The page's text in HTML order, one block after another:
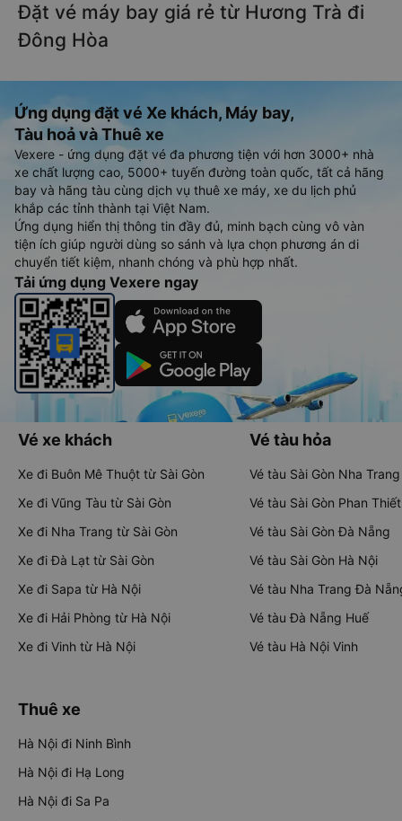
Đặt vé máy bay giá rẻ từ Hương Trà đi
Đông Hòa
Ứng dụng đặt vé Xe khách, Máy bay,
Tàu hoả và Thuê xe
Vexere - ứng dụng đặt vé đa phương tiện với hơn 3000+ nhà
xe chất lượng cao, 5000+ tuyến đường toàn quốc, tất cả hãng
bay và hãng tàu cùng dịch vụ thuê xe máy, xe du lịch phủ
khắp các tỉnh thành tại Việt Nam.
Ứng dụng hiển thị thông tin đầy đủ, minh bạch cùng vô vàn
tiện ích giúp người dùng so sánh và lựa chọn phương án di
chuyển tiết kiệm, nhanh chóng và phù hợp nhất.
Tải ứng dụng Vexere ngay
Vé xe khách
Xe đi Buôn Mê Thuột từ Sài Gòn
Xe đi Vũng Tàu từ Sài Gòn
Xe đi Nha Trang từ Sài Gòn
Xe đi Đà Lạt từ Sài Gòn
Xe đi Sapa từ Hà Nội
Xe đi Hải Phòng từ Hà Nội
Xe đi Vinh từ Hà Nội
Vé tàu hỏa
Vé tàu Sài Gòn Nha Trang
Vé tàu Sài Gòn Phan Thiết
Vé tàu Sài Gòn Đà Nẵng
Vé tàu Sài Gòn Hà Nội
Vé tàu Nha Trang Đà
Vé tàu Đà Nẵng Huế
Vé tàu Hà Nội Vinh
Thuê xe
Hà Nội đi Ninh Bình
Hà Nội đi Hạ Long
Hà Nội đi Sa Pa